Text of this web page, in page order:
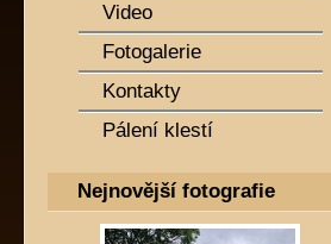
Video
Fotogalerie
Kontakty
Pálení klestí
Nejnovější fotografie